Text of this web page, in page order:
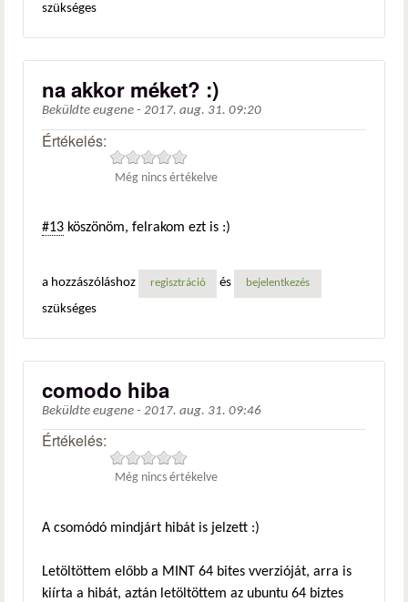
szükséges
na akkor méket? :)
Beküldte eugene - 2017. aug. 31. 09:20
Értékelés:
Még nincs értékelve
#13 köszönöm, felrakom ezt is :)
a hozzászóláshoz regisztráció és bejelentkezés
szükséges
comodo hiba
Beküldte eugene - 2017. aug. 31. 09:46
Értékelés:
Még nincs értékelve
A csomódó mindjárt hibát is jelzett :)
Letöltöttem előbb a MINT 64 bites vverzióját, arra is
kiírta a hibát, aztán letöltöttem az ubuntu 64 biztes